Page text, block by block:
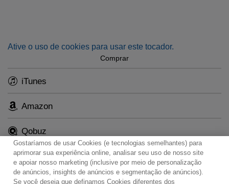
Ative o uso de cookies para usar este tocador.
Comprar
iTunes
Amazon
Qobuz
Gostaríamos de usar Cookies (e tecnologias semelhantes) para
aprimorar sua experiência online, analisar seu uso de nosso site
e apoiar nosso marketing (inclusive por meio de personalização
de anúncios, insights de anúncios e segmentação de anúncios).
Se você deseja que definamos Cookies diferentes dos